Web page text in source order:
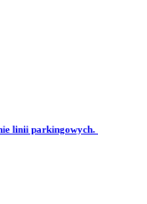
linii parkingowych.